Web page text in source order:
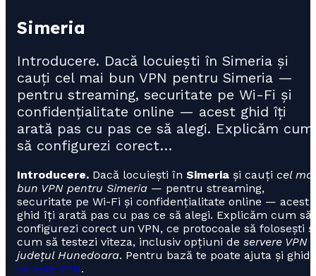
Simeria
Introducere. Dacă locuiești în Simeria și
cauți cel mai bun VPN pentru Simeria —
pentru streaming, securitate pe Wi-Fi și
confidențialitate online — acest ghid îți
arată pas cu pas ce să alegi. Explicăm cum
să configurezi corect…
Introducere. Dacă locuiești în Simeria și cauți cel mai
bun VPN pentru Simeria — pentru streaming,
securitate pe Wi-Fi și confidențialitate online — acest
ghid îți arată pas cu pas ce să alegi. Explicăm cum să
configurezi corect un VPN, ce protocoale să folosești și
cum să testezi viteza, inclusiv opțiuni de servere VPN
județul Hunedoara. Pentru bază te poate ajuta și
ce este VPN.